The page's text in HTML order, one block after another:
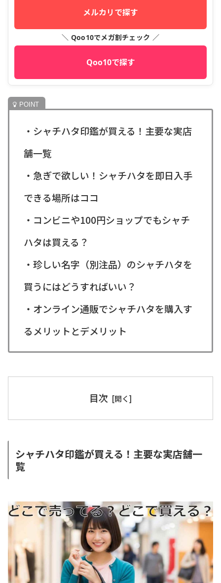
メルカリで探す
＼ Qoo10でメガ割チェック ／
Qoo10で探す
・シャチハタ印鑑が買える！主要な実店
舗一覧
・急ぎで欲しい！シャチハタを即日入手
できる場所はココ
・コンビニや100円ショップでもシャチ
ハタは買える？
・珍しい名字（別注品）のシャチハタを
買うにはどうすればいい？
・オンライン通販でシャチハタを購入す
るメリットとデメリット
目次
シャチハタ印鑑が買える！主要な実店舗一
覧